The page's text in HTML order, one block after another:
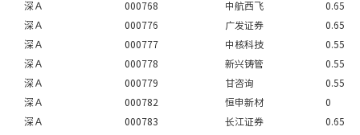
深Ａ
000768 中航西飞
0.65
深Ａ
000776 广发证券
0.65
深Ａ
000777 中核科技
0.55
深Ａ
000778 新兴铸管
0.55
深Ａ
000779 甘咨询
0.55
深Ａ
000782 恒申新材
0
深Ａ
000783 长江证券
0.65